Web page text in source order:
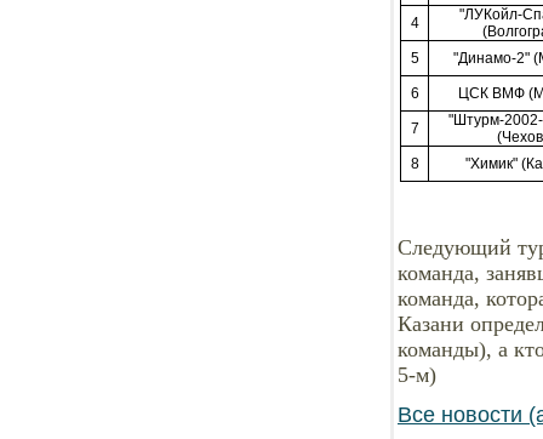
4
"ЛУКойл-
5
"Динамо-2"
6 ЦСК ВМФ
7
"Штурм-
8
"Химик"
Следующий
команда,
команда,
Казани
команды), а
5-м)
Все новости